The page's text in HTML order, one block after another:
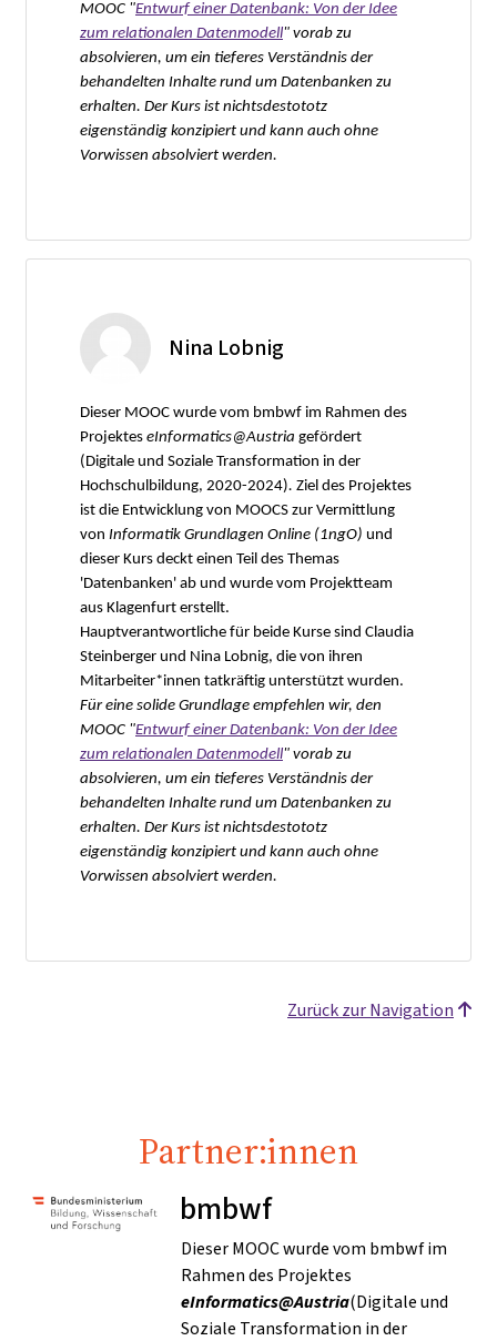
MOOC "Entwurf einer Datenbank: Von der Idee
zum relationalen Datenmodell" vorab zu
absolvieren, um ein tieferes Verständnis der
behandelten Inhalte rund um Datenbanken zu
erhalten. Der Kurs ist nichtsdestototz
eigenständig konzipiert und kann auch ohne
Vorwissen absolviert werden.
Nina Lobnig
Dieser MOOC wurde vom bmbwf im Rahmen des
Projektes eInformatics@Austria gefördert
(Digitale und Soziale Transformation in der
Hochschulbildung, 2020-2024). Ziel des Projektes
ist die Entwicklung von MOOCS zur Vermittlung
von Informatik Grundlagen Online (1ngO) und
dieser Kurs deckt einen Teil des Themas
'Datenbanken' ab und wurde vom Projektteam
aus Klagenfurt erstellt.
Hauptverantwortliche für beide Kurse sind Claudia
Steinberger und Nina Lobnig, die von ihren
Mitarbeiter*innen tatkräftig unterstützt wurden.
Für eine solide Grundlage empfehlen wir, den
MOOC "Entwurf einer Datenbank: Von der Idee
zum relationalen Datenmodell" vorab zu
absolvieren, um ein tieferes Verständnis der
behandelten Inhalte rund um Datenbanken zu
erhalten. Der Kurs ist nichtsdestototz
eigenständig konzipiert und kann auch ohne
Vorwissen absolviert werden.
Zurück zur Navigation
Partner:innen
bmbwf
Dieser MOOC wurde vom bmbwf im
Rahmen des Projektes
eInformatics@Austria(Digitale und
Soziale Transformation in der